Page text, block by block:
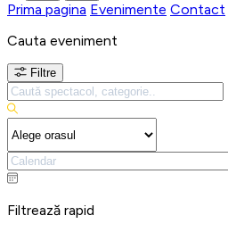
Prima pagina Evenimente Contact
Cauta eveniment
Filtre
Filtrează rapid